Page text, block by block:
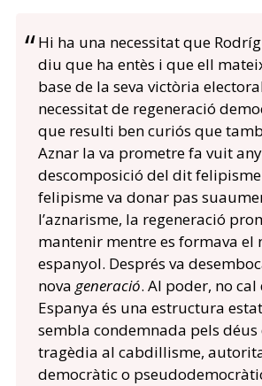
Hi ha una necessitat que
diu que ha entès i que ell
base de la seva victòria
necessitat de regeneració
que resulti ben curiós que
Aznar la va prometre fa vuit
descomposició del dit
felipisme va donar pas
l’aznarisme, la regeneració
mantenir mentre es formava el
espanyol. Després va
nova generació. Al poder, no
Espanya és una estructura
sembla condemnada pels déus
tragèdia al cabdillisme,
democràtic o